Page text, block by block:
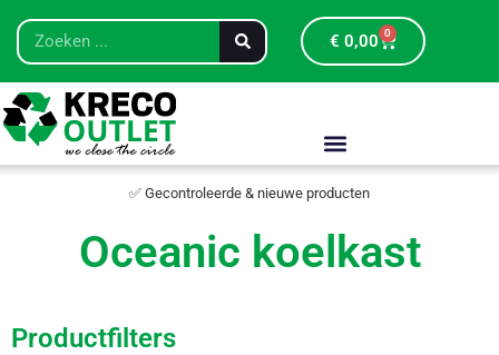
€ 0,00 0
✅ Gecontroleerde & nieuwe producten
Oceanic koelkast
Productfilters